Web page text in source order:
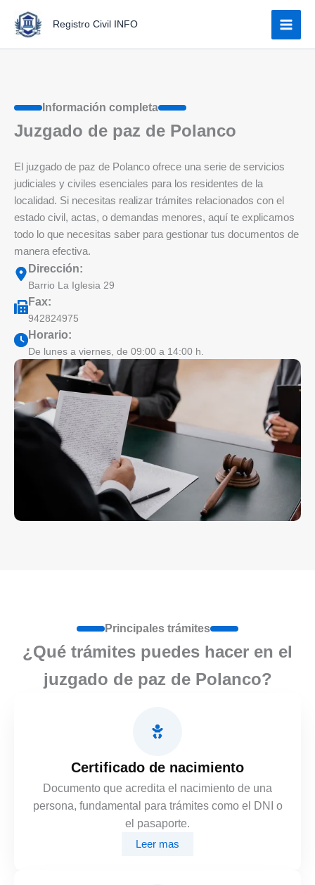
contenido
Registro Civil INFO
Información completa
Juzgado de paz de Polanco
El juzgado de paz de Polanco ofrece una serie de servicios
judiciales y civiles esenciales para los residentes de la
localidad. Si necesitas realizar trámites relacionados con el
estado civil, actas, o demandas menores, aquí te explicamos
todo lo que necesitas saber para gestionar tus documentos de
manera efectiva.
Dirección:
Barrio La Iglesia 29
Fax:
942824975
Horario:
De lunes a viernes, de 09:00 a 14:00 h.
Principales trámites
¿Qué trámites puedes hacer en el
juzgado de paz de Polanco?
Certificado de nacimiento
Documento que acredita el nacimiento de una
persona, fundamental para trámites como el DNI o
el pasaporte.
Leer mas